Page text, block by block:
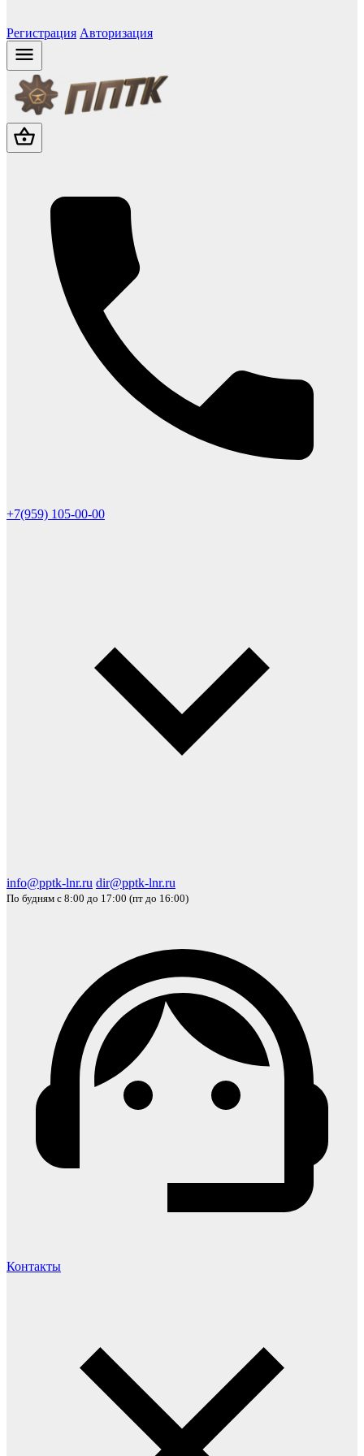
Регистрация Авторизация
+7(959) 105-00-00
info@pptk-lnr.ru dir@pptk-lnr.ru
По будням с 8:00 до 17:00 (пт до 16:00)
Контакты